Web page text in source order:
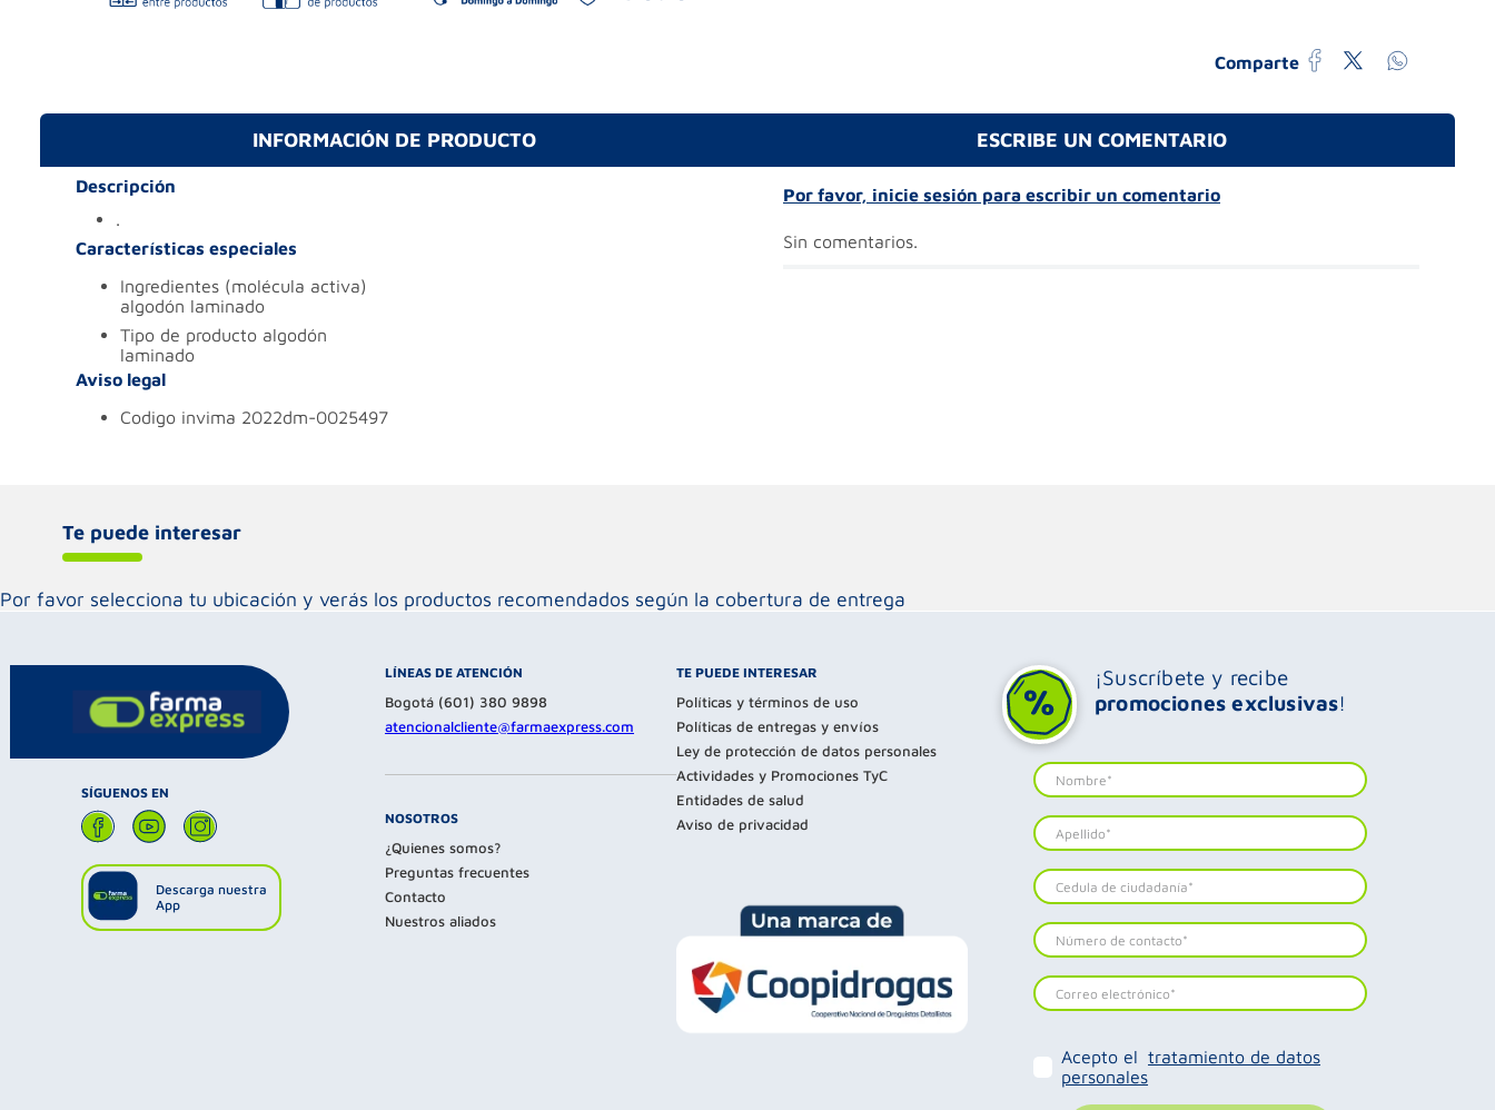
Comparte
INFORMACIÓN DE PRODUCTO
Descripción
.
Características especiales
ingredientes (molécula activa)
algodón laminado
tipo de producto algodón
laminado
Aviso legal
codigo invima 2022dm-0025497
ESCRIBE UN COMENTARIO
Por favor, inicie sesión para escribir un comentario
Sin comentarios.
Te puede interesar
Por favor selecciona tu ubicación y verás los productos recomendados según la cobertura de entrega
SÍGUENOS EN
Descarga nuestra
App
LÍNEAS DE ATENCIÓN
Bogotá (601) 380 9898
atencionalcliente@farmaexpress.com
NOSOTROS
¿Quienes somos?
Preguntas frecuentes
Contacto
Nuestros aliados
TE PUEDE INTERESAR
Políticas y términos de uso
Políticas de entregas y envíos
Ley de protección de datos personales
Actividades y Promociones TyC
Entidades de salud
Aviso de privacidad
¡Suscríbete y recibe
promociones exclusivas!
Acepto el tratamiento de datos
personales